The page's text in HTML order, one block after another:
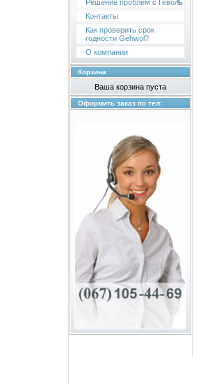
Решение проблем с Геволь
Контакты
Как проверить срок
годности Gehwol?
О компании
Корзина
Ваша корзина пуста
Оформить заказ по тел: